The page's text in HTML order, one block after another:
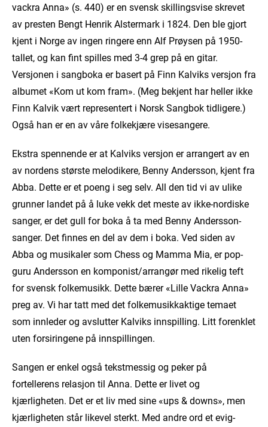
vackra Anna» (s. 440) er en svensk skillingsvise skrevet
av presten Bengt Henrik Alstermark i 1824. Den ble gjort
kjent i Norge av ingen ringere enn Alf Prøysen på 1950-
tallet, og kan fint spilles med 3-4 grep på en gitar.
Versjonen i sangboka er basert på Finn Kalviks versjon fra
albumet «Kom ut kom fram». (Meg bekjent har heller ikke
Finn Kalvik vært representert i Norsk Sangbok tidligere.)
Også han er en av våre folkekjære visesangere.
Ekstra spennende er at Kalviks versjon er arrangert av en
av nordens største melodikere, Benny Andersson, kjent fra
Abba. Dette er et poeng i seg selv. All den tid vi av ulike
grunner landet på å luke vekk det meste av ikke-nordiske
sanger, er det gull for boka å ta med Benny Andersson-
sanger. Det finnes en del av dem i boka. Ved siden av
Abba og musikaler som Chess og Mamma Mia, er pop-
guru Andersson en komponist/arrangør med rikelig teft
for svensk folkemusikk. Dette bærer «Lille Vackra Anna»
preg av. Vi har tatt med det folkemusikkaktige temaet
som innleder og avslutter Kalviks innspilling. Litt forenklet
uten forsiringene på innspillingen.
Sangen er enkel også tekstmessig og peker på
fortellerens relasjon til Anna. Dette er livet og
kjærligheten. Det er et liv med sine «ups & downs», men
kjærligheten står likevel sterkt. Med andre ord et evig-